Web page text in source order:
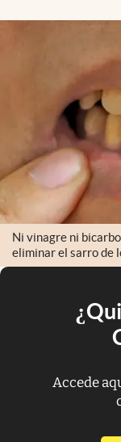
Ni vinagre ni
eliminar el sarro de
Accede